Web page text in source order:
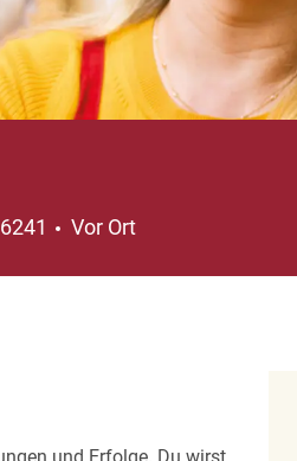
Vor Ort